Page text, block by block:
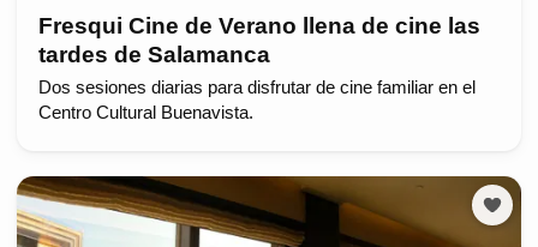
Fresqui Cine de Verano llena de cine las
tardes de Salamanca
Dos sesiones diarias para disfrutar de cine familiar en el
Centro Cultural Buenavista.